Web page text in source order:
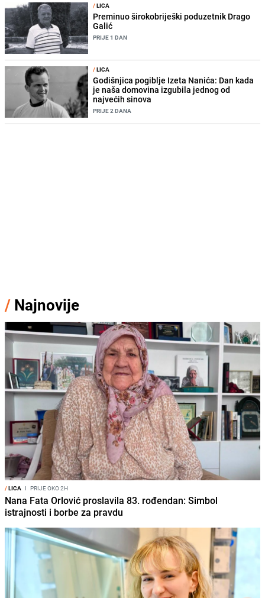
/LICA
Preminuo širokobriješki poduzetnik Drago
Galić
PRIJE 1 DAN
/LICA
Godišnjica pogiblje Izeta Nanića: Dan kada
je naša domovina izgubila jednog od
najvećih sinova
PRIJE 2 DANA
/ Najnovije
/LICA I PRIJE OKO 2H
Nana Fata Orlović proslavila 83. rođendan: Simbol
istrajnosti i borbe za pravdu